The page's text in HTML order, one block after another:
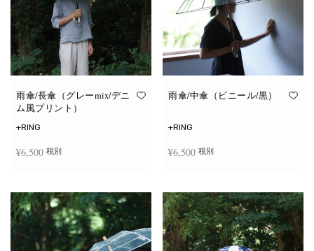
雨傘/長傘（グレーmix/デニ
ム風プリント）
+RING
¥6,500 税別
雨傘/中傘（ビニール/黒）
+RING
¥6,500 税別